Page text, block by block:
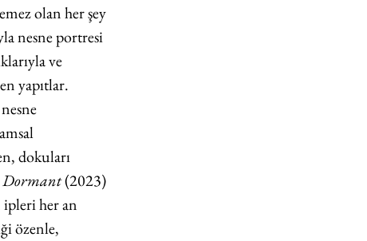
olan her şey
nesne portresi
ve
yapıtlar.
dokuları
Dormant (2023)
ipleri her an
özenle,